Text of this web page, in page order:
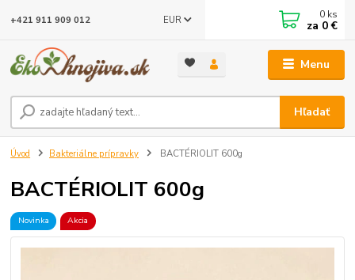
Menu
EUR
Hľadať
+421 911 909 012 0 ks
za 0 €
Úvod Bakteriálne prípravky BACTÉRIOLIT 600g
BACTÉRIOLIT 600g
Novinka Akcia